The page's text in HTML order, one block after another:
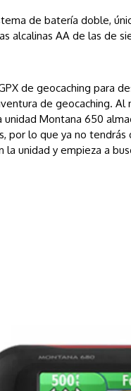
de batería doble,
alcalinas AA de las de
de geocaching para
de geocaching.
Montana 650
por lo que ya no
unidad y empieza a